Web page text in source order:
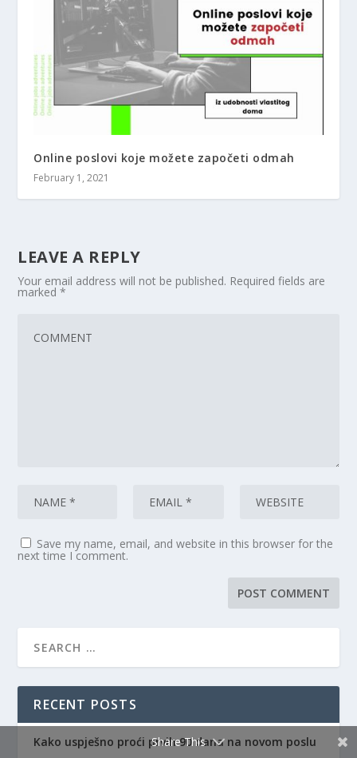
Online poslovi koje možete započeti odmah
February 1, 2021
LEAVE A REPLY
Your email address will not be published. Required fields are
marked*
Save my name, email, and website in this browser for the
next time I comment.
RECENT POSTS
Kako uspješno proći prvih 90 dana na novom poslu
Share This